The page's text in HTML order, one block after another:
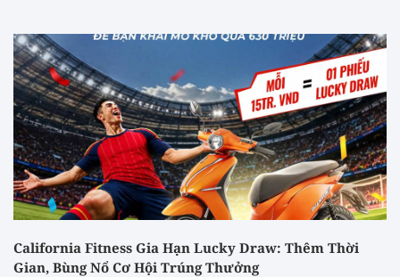
California Fitness Gia Hạn Lucky Draw: Thêm Thời
Gian, Bùng Nổ Cơ Hội Trúng Thưởng